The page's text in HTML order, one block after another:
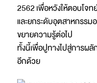
2562 เพื่อหวังให้ตอบโ
และยกระดับอุตสาหกรรม
ขยายความรู้ต่อไป
ทั้งนี้เพื่อปูทางไปสู่การผ
อีกด้วย